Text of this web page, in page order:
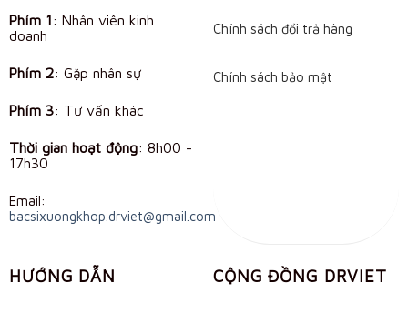
be
product
Phím 1: Nhân viên kinh
doanh
Phím 2: Gặp nhân sự
Phím 3: Tư vấn khác
Thời gian hoạt động: 8h00 -
17h30
Email:
bacsixuongkhop.drviet@gmail.com
Chính sách đổi trả hàng
Chính sách bảo mật
HƯỚNG DẪN CỘNG ĐỒNG DRVIET